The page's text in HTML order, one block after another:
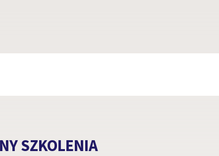
SZKOLENIA